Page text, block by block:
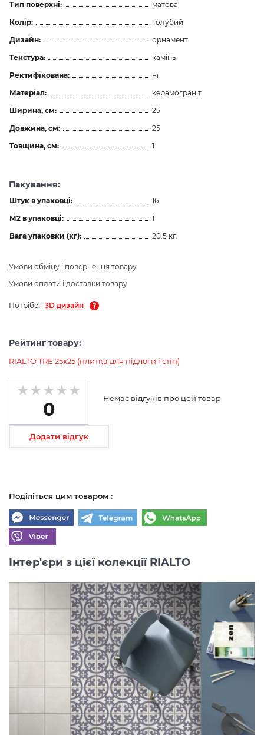
Тип поверхні:
матова
Колір:
голубий
Дизайн:
орнамент
Текстура:
камінь
Ректифікована:
ні
Матеріал:
керамограніт
Ширина, см:
25
Довжина, см:
25
Товщина, см:
1
Пакування:
Штук в упаковці:
16
М2 в упаковці:
1
Вага упаковки (кг):
20.5 кг.
Умови обміну і повернення товару
Умови оплати і доставки товару
Потрібен 3D дизайн
Рейтинг товару:
RIALTO TRE 25x25 (плитка для підлоги і стін)
0
Немає відгуків про цей товар
Додати відгук
Поділіться цим товаром :
Інтер'єри з цієї колекції RIALTO